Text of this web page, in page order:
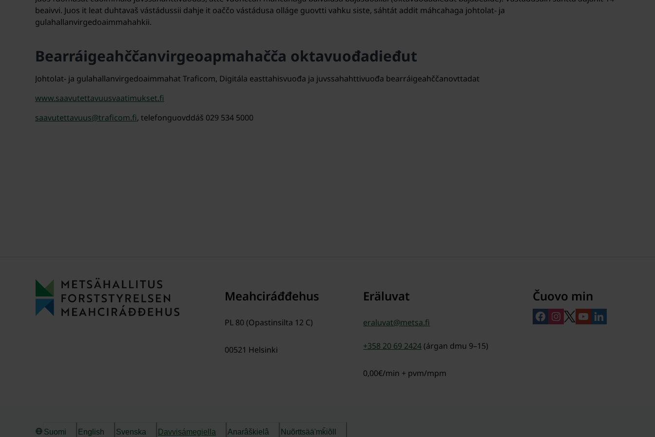
beaivvi. Juos it leat duhtavaš vástádussii dahje it oaččo vástádusa olláge guovtti vahku siste, sáhtát addit máhcahaga johtolat- ja
gulahallanvirgedoaimmahahkii.
Bearráigeahččanvirgeoapmahačča oktavuođadieđut
Johtolat- ja gulahallanvirgedoaimmahat Traficom, Digitála easttahisvuođa ja juvssahahttivuođa bearráigeahččanovttadat
www.saavutettavuusvaatimukset.fi
saavutettavuus@traficom.fi, telefonguovddáš 029 534 5000
Meahciráđđehus
PL 80 (Opastinsilta 12 C)
00521 Helsinki
Eräluvat
eraluvat@metsa.fi
+358 20 69 2424 (árgan dmu 9–15)
0,00€/min + pvm/mpm
Čuovo min
Suomi English Svenska Davvisámegiella Anarâškielâ Nuõrttsääʹmǩiõll